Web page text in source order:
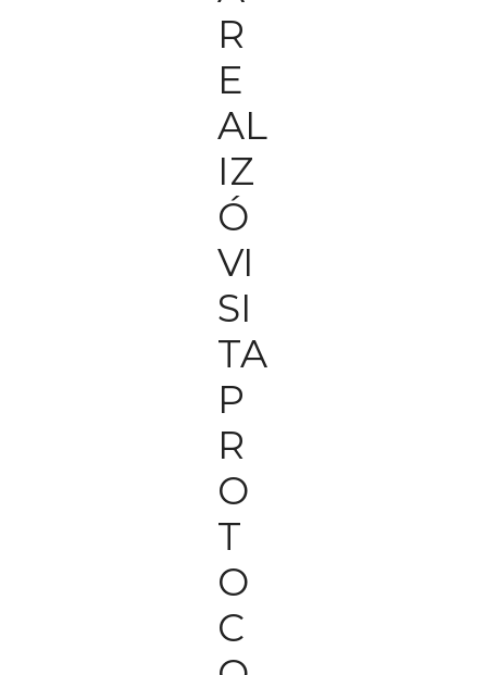
R
E
AL
IZ
Ó
VI
SI
TA
P
R
O
T
O
C